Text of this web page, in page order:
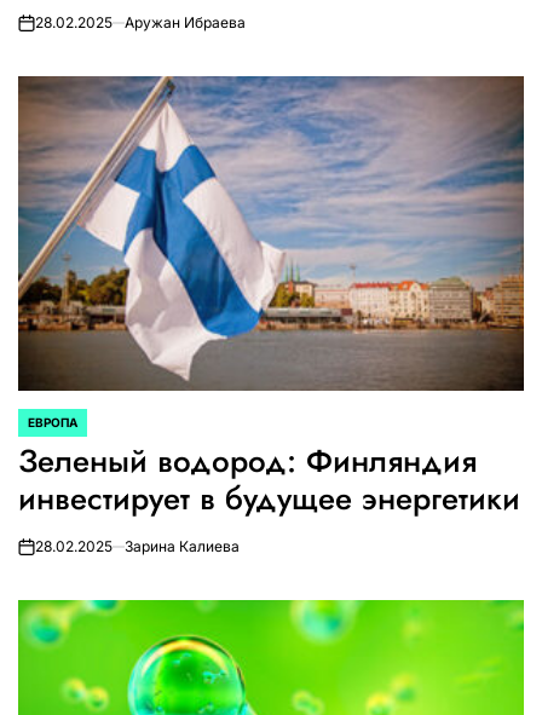
on28.02.2025 Аружан Ибраева
ОПУБЛИКОВАНО
В
ЕВРОПА
Зеленый водород: Финляндия
инвестирует в будущее энергетики
on28.02.2025 Зарина Калиева